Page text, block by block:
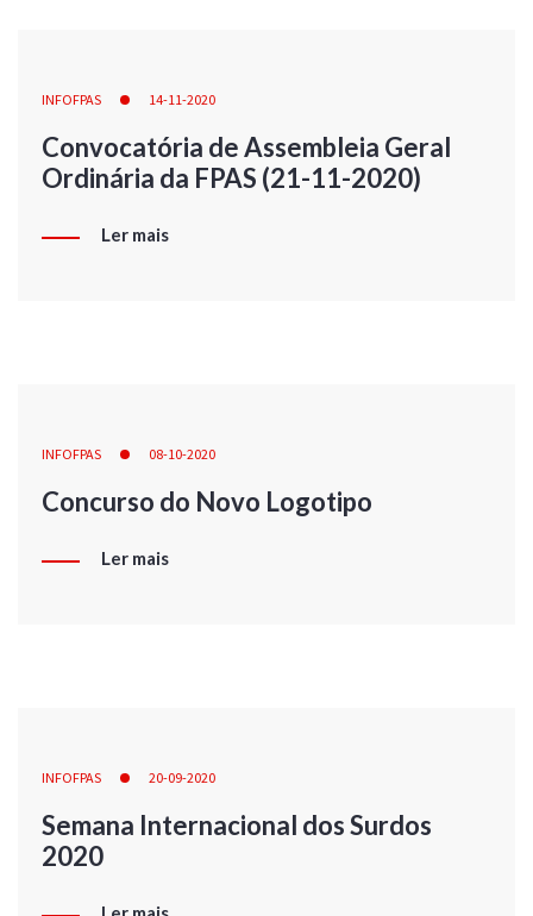
INFOFPAS 14-11-2020
Convocatória de Assembleia Geral
Ordinária da FPAS (21-11-2020)
Ler mais
INFOFPAS 08-10-2020
Concurso do Novo Logotipo
Ler mais
INFOFPAS 20-09-2020
Semana Internacional dos Surdos
2020